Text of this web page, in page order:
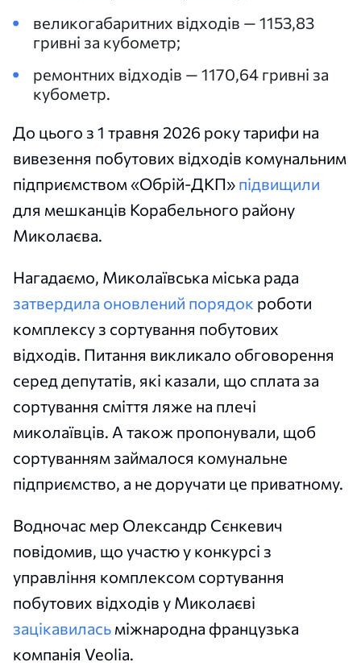
великогабаритних відходів — 1153,83
гривні за кубометр;
ремонтних відходів — 1170,64 гривні за
кубометр.
До цього з 1 травня 2026 року тарифи на
вивезення побутових відходів комунальним
підприємством «Обрій-ДКП» підвищили
для мешканців Корабельного району
Миколаєва.
Нагадаємо, Миколаївська міська рада
затвердила оновлений порядок роботи
комплексу з сортування побутових
відходів. Питання викликало обговорення
серед депутатів, які казали, що сплата за
сортування сміття ляже на плечі
миколаївців. А також пропонували, щоб
сортуванням займалося комунальне
підприємство, а не доручати це приватному.
Водночас мер Олександр Сєнкевич
повідомив, що участю у конкурсі з
управління комплексом сортування
побутових відходів у Миколаєві
зацікавилась міжнародна французька
компанія Veolia.